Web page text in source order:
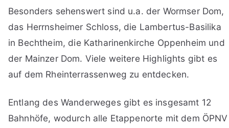
Besonders sehenswert sind u.a. der Wormser Dom,
das Herrnsheimer Schloss, die Lambertus-Basilika
in Bechtheim, die Katharinenkirche Oppenheim und
der Mainzer Dom. Viele weitere Highlights gibt es
auf dem Rheinterrassenweg zu entdecken.
Entlang des Wanderweges gibt es insgesamt 12
Bahnhöfe, wodurch alle Etappenorte mit dem ÖPNV